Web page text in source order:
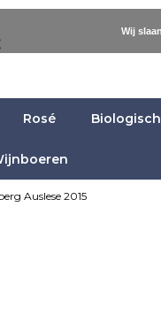
Rosé Biologisch
Auslese 2015
Wij